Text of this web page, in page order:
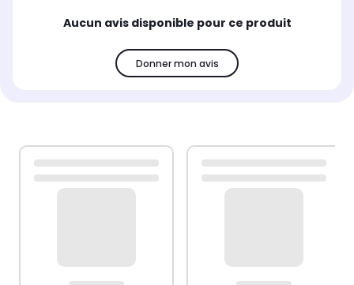
Aucun avis disponible pour ce produit
Donner mon avis